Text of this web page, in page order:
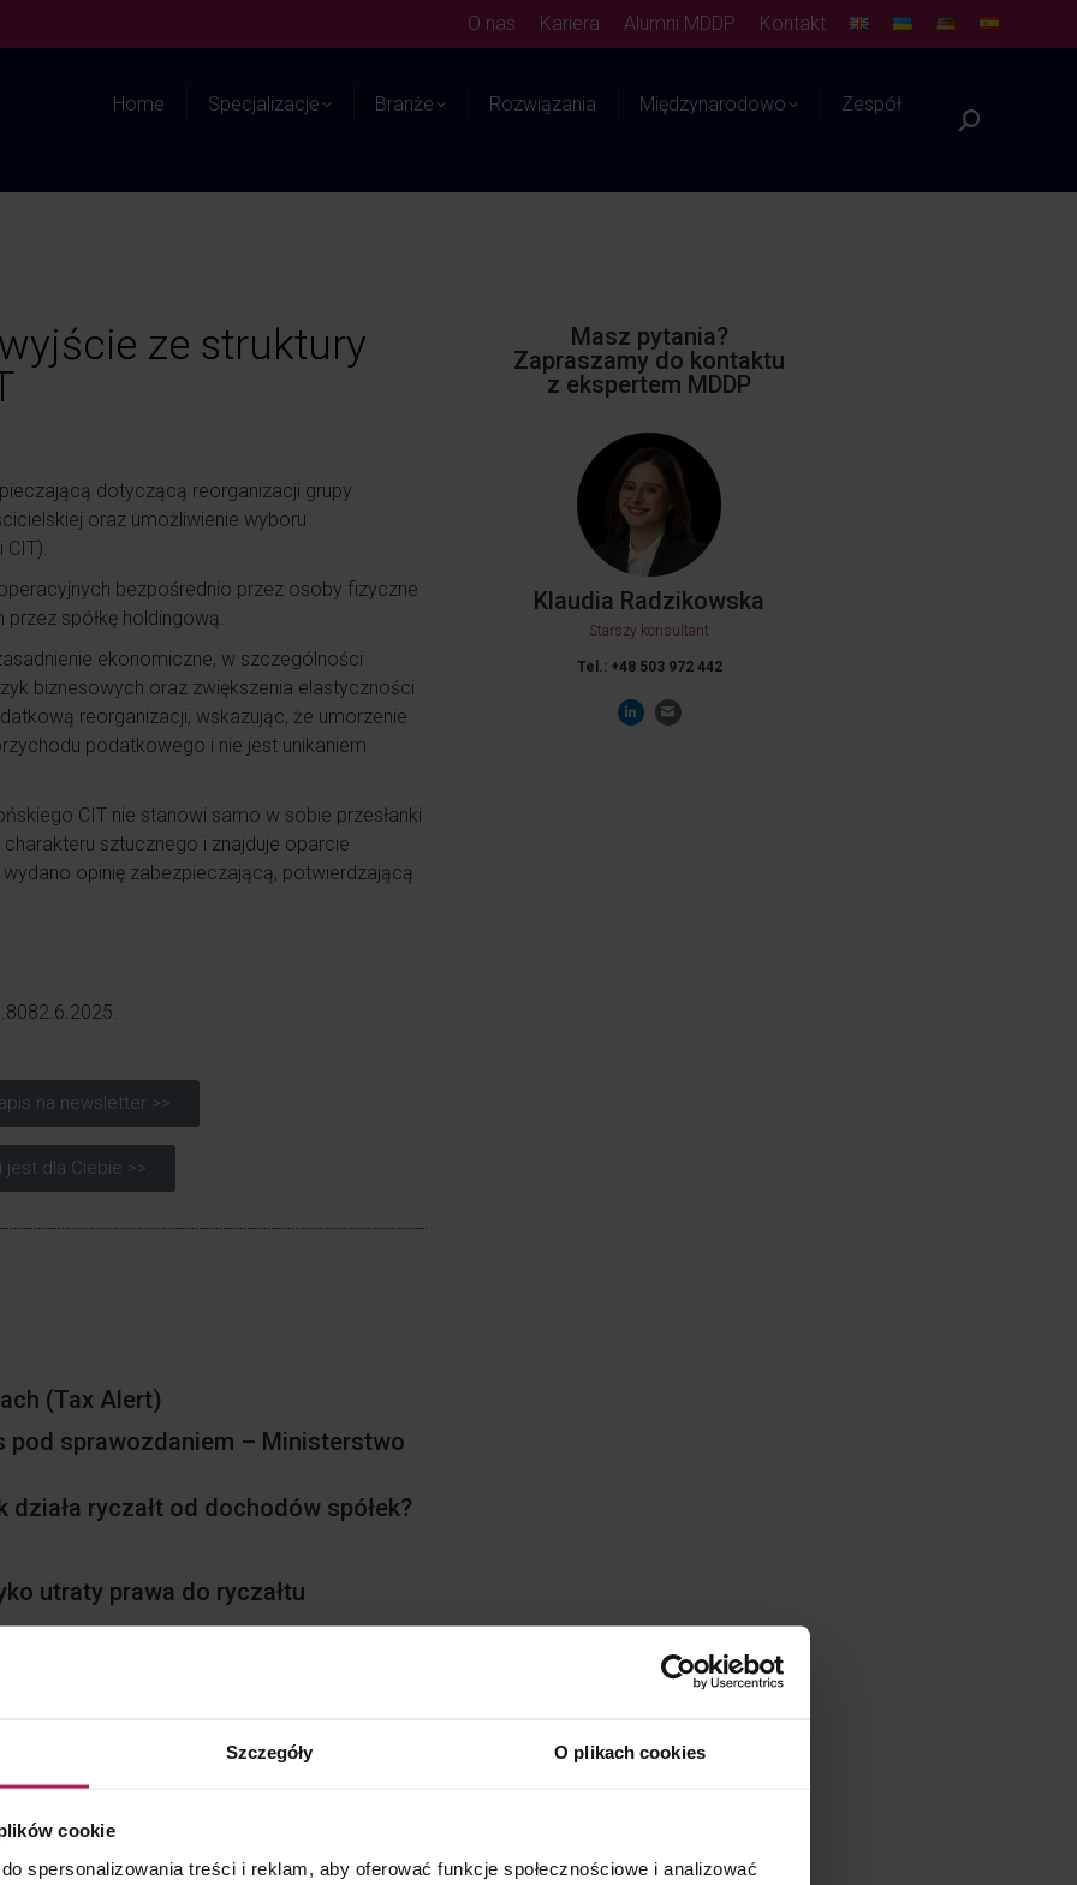
Szczegóły O plikach cookies
cookie
spersonalizowania treści i reklam, aby oferować funkcje społecznościowe i analizować
O nas Kariera Alumni MDDP Kontakt
Home Specjalizacje Branże Rozwiązania Międzynarodowo Zespół
ze struktury
dotyczącą reorganizacji grupy
oraz umożliwienie wyboru
bezpośrednio przez osoby fizyczne
spółkę holdingową.
ekonomiczne, w szczególności
biznesowych oraz zwiększenia elastyczności
reorganizacji, wskazując, że umorzenie
podatkowego i nie jest unikaniem
CIT nie stanowi samo w sobie przesłanki
sztucznego i znajduje oparcie
opinię zabezpieczającą, potwierdzającą
na newsletter >>
jest dla Ciebie >>
(Tax Alert)
pod sprawozdaniem – Ministerstwo
ryczałt od dochodów spółek?
utraty prawa do ryczałtu
rok – co może się zmienić w CIT
dalszy rozbieżności pomiędzy
kontra NSA
Masz pytania?
Zapraszamy do kontaktu
z ekspertem MDDP
Klaudia Radzikowska
Starszy konsultant
Tel.: +48 503 972 442